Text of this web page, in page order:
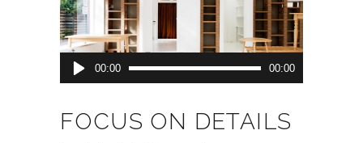
Lecteur
audio
00:00 00:00
FOCUS ON DETAILS